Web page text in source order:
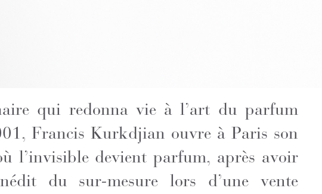
qui redonna vie à l’art du parfum
Francis Kurkdjian ouvre à Paris son
l’invisible devient parfum, après avoir
du sur-mesure lors d’une vente